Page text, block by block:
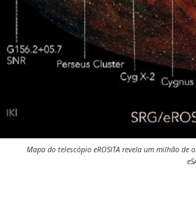
Mapa do telescópio eROSITA revela um milhão de